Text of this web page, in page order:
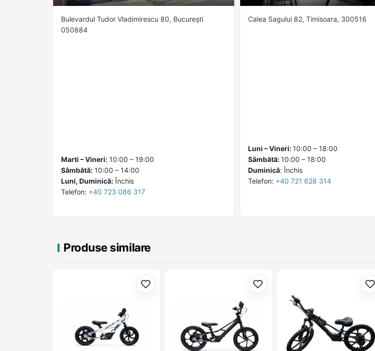
Bulevardul Tudor Vladimirescu 80, București
050884
Marti – Vineri: 10:00 – 19:00
Sâmbătă: 10:00 – 14:00
Luni, Duminică: Închis
Telefon: +40 723 086 317
Calea Sagului 82, Timisoara, 300516
Luni – Vineri:10:00 – 18:00
Sâmbătă:10:00 – 18:00
Duminică: Închis
Telefon: +40 721 628 314
Produse similare
Adaugă la favorite Adaugă la favorite